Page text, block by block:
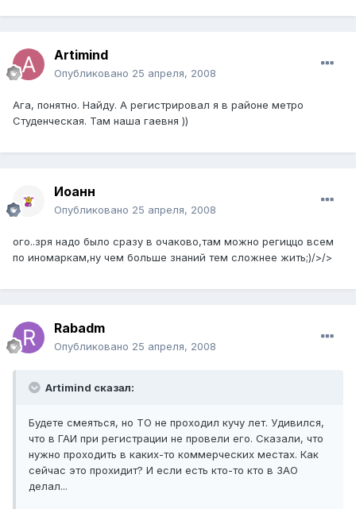
Artimind
Опубликовано 25 апреля, 2008
Ага, понятно. Найду. А регистрировал я в районе метро
Студенческая. Там наша гаевня ))
Иоанн
Опубликовано 25 апреля, 2008
ого..зря надо было сразу в очаково,там можно региццо всем
по иномаркам,ну чем больше знаний тем сложнее жить;)/>/>
Rabadm
Опубликовано 25 апреля, 2008
Artimind сказал:
Будете смеяться, но ТО не проходил кучу лет. Удивился,
что в ГАИ при регистрации не провели его. Сказали, что
нужно проходить в каких-то коммерческих местах. Как
сейчас это прохидит? И если есть кто-то кто в ЗАО
делал...